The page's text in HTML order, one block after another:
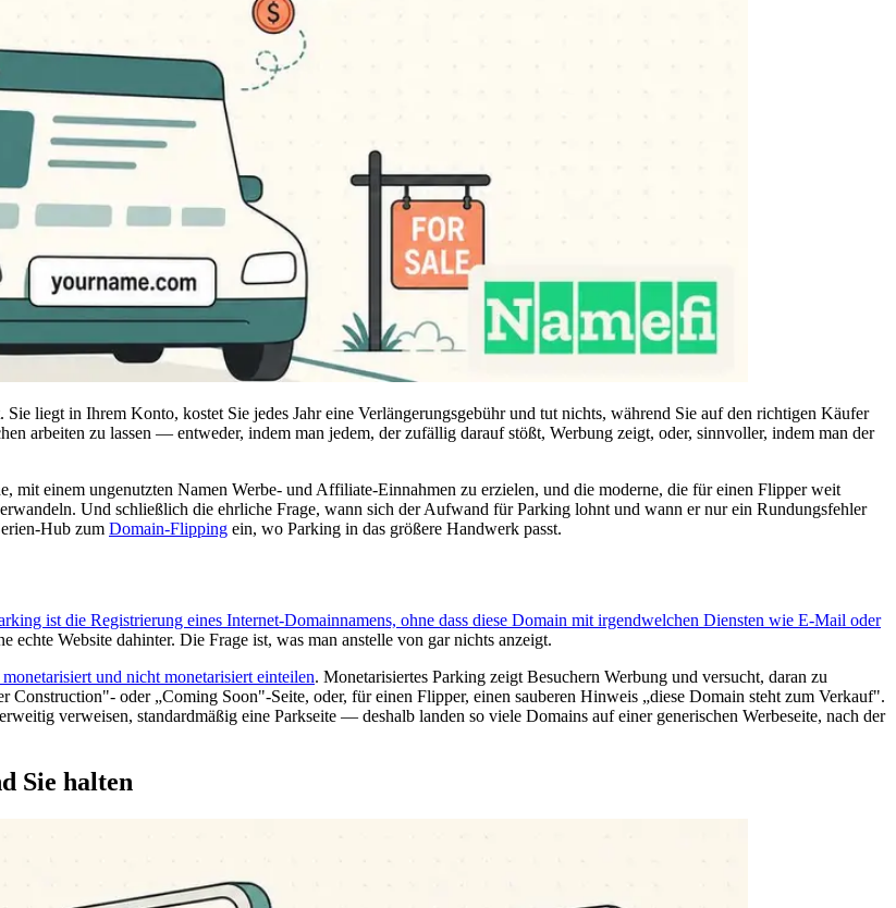
liegt in Ihrem Konto, kostet Sie jedes Jahr eine Verlängerungsgebühr und tut nichts, während Sie auf den richtigen Käufer
arbeiten zu lassen — entweder, indem man jedem, der zufällig darauf stößt, Werbung zeigt, oder, sinnvoller, indem man der
mit einem ungenutzten Namen Werbe- und Affiliate-Einnahmen zu erzielen, und die moderne, die für einen Flipper weit
Und schließlich die ehrliche Frage, wann sich der Aufwand für Parking lohnt und wann er nur ein Rundungsfehler
Hub zum Domain-Flipping ein, wo Parking in das größere Handwerk passt.
ist die Registrierung eines Internet-Domainnamens, ohne dass diese Domain mit irgendwelchen Diensten wie E-Mail oder
echte Website dahinter. Die Frage ist, was man anstelle von gar nichts anzeigt.
und nicht monetarisiert einteilen. Monetarisiertes Parking zeigt Besuchern Werbung und versucht, daran zu
oder „Coming Soon"-Seite, oder, für einen Flipper, einen sauberen Hinweis „diese Domain steht zum Verkauf".
verweisen, standardmäßig eine Parkseite — deshalb landen so viele Domains auf einer generischen Werbeseite, nach der
Sie halten